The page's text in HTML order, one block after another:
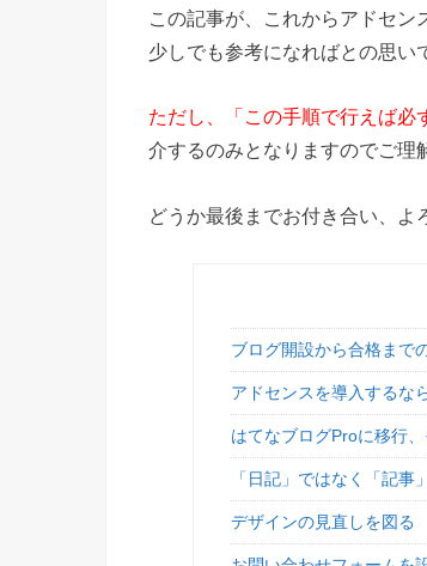
この記事が、これからアドセン
少しでも参考になればとの思い
ただし、「この手順で行えば必
介するのみとなりますのでご理
どうか最後までお付き合い、よ
ブログ開設から合格まで
アドセンスを導入するな
はてなブログProに移行
「日記」ではなく「記事
デザインの見直しを図る